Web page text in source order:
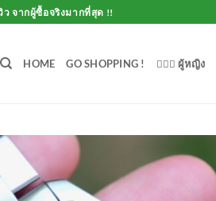
ว จากผู้ซื้อจริงมากที่สุด !!
HOME GO SHOPPING ! 💁🏻‍♀️ ผู้หญิง